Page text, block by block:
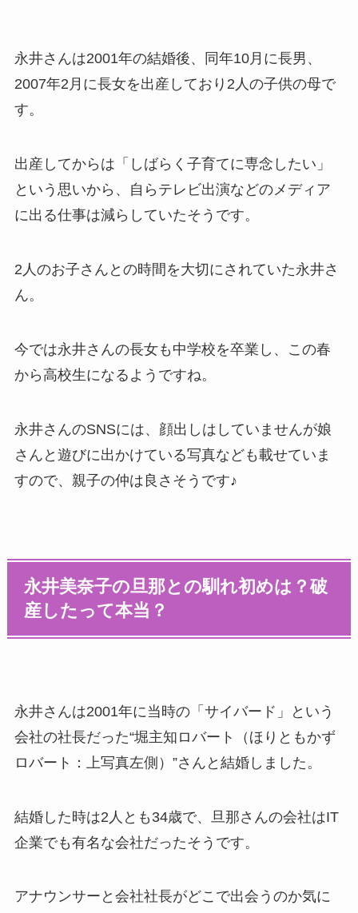
永井さんは2001年の結婚後、同年10月に長男、
2007年2月に長女を出産しており2人の子供の母で
す。
出産してからは「しばらく子育てに専念したい」
という思いから、自らテレビ出演などのメディア
に出る仕事は減らしていたそうです。
2人のお子さんとの時間を大切にされていた永井さ
ん。
今では永井さんの長女も中学校を卒業し、この春
から高校生になるようですね。
永井さんのSNSには、顔出しはしていませんが娘
さんと遊びに出かけている写真なども載せていま
すので、親子の仲は良さそうです♪
永井美奈子の旦那との馴れ初めは？破
産したって本当？
永井さんは2001年に当時の「サイバード」という
会社の社長だった“堀主知ロバート（ほりともかず
ロバート：上写真左側）”さんと結婚しました。
結婚した時は2人とも34歳で、旦那さんの会社はIT
企業でも有名な会社だったそうです。
アナウンサーと会社社長がどこで出会うのか気に